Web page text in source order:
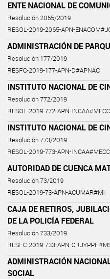
ENTE NACIONAL DE
Resolución 2065/2019
RESOL-2019-2065-APN-
ADMINISTRACIÓN DE
Resolución 177/2019
RESFC-2019-177-APN-D#APNAC
INSTITUTO NACIONAL DE
Resolución 772/2019
RESOL-2019-772-APN-
INSTITUTO NACIONAL DE
Resolución 773/2019
RESOL-2019-773-APN-
AUTORIDAD DE CUENCA
Resolución 73/2019
RESOL-2019-73-APN-ACUMAR#MI
CAJA DE RETIROS,
DE LA POLICÍA FEDERAL
Resolución 733/2019
RESFC-2019-733-APN-
ADMINISTRACIÓN
SOCIAL